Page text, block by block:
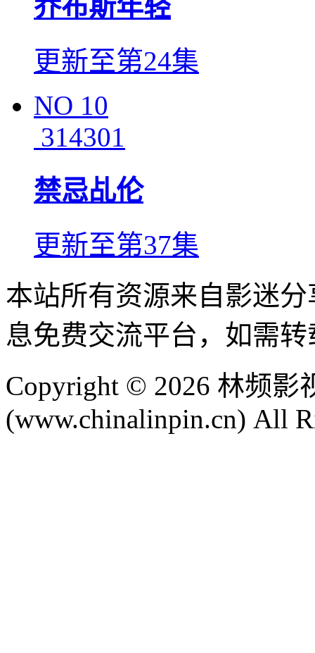
乔布斯年轻
更新至第24集
NO 10
314301
禁忌乩伦
更新至第37集
本站所有资源来自影迷
息免费交流平台，如需
Copyright © 2026 林频影
(www.chinalinpin.cn) All